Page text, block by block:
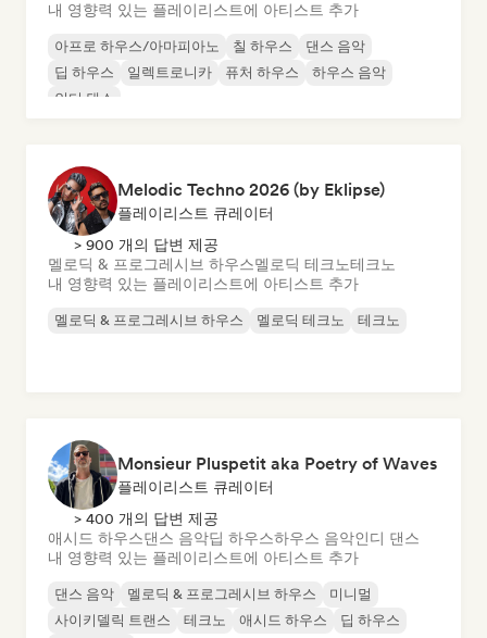
내 영향력 있는 플레이리스트에 아티스트 추가
아프로 하우스/아마피아노 칠 하우스
댄스 음악
딥 하우스
일렉트로니카 퓨처 하우스
하우스 음악
인디 댄스
Melodic Techno 2026 (by Eklipse)
플레이리스트 큐레이터
> 900 개의 답변 제공
멜로딕 & 프로그레시브 하우스멜로딕 테크노테크노
내 영향력 있는 플레이리스트에 아티스트 추가
멜로딕 & 프로그레시브 하우스 멜로딕 테크노 테크노
Monsieur Pluspetit aka Poetry of Waves
플레이리스트 큐레이터
> 400 개의 답변 제공
애시드 하우스댄스 음악딥 하우스하우스 음악인디 댄스
내 영향력 있는 플레이리스트에 아티스트 추가
댄스 음악 멜로딕 & 프로그레시브 하우스
미니멀
사이키델릭 트랜스
테크노 애시드 하우스
딥 하우스